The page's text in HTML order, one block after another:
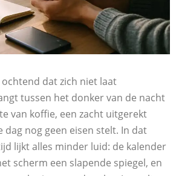
dat zich niet laat
tussen het donker van de nacht
van koffie, een zacht uitgerekt
dag nog geen eisen stelt. In dat
lijkt alles minder luid: de kalender
scherm een slapende spiegel, en